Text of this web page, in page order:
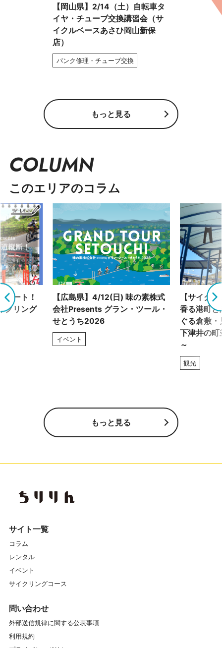
【岡山県】2/14（土）自転車タ
イヤ・チューブ交換講習会（サ
イクルベースあさひ岡山新保
店）
パンク修理・チューブ交換
もっと見る
COLUMN
このエリアのコラム
ルート！
クリング
【広島県】4/12(日) 味の素株式
会社Presents グラン・ツール・
せとうち2026
イベント
【サイク
香る港町と
ぐる倉敷
下津井の町
～
観光
もっと見る
サイト一覧
コラム
レンタル
イベント
サイクリングコース
問い合わせ
外部送信規律に関する公表事項
利用規約